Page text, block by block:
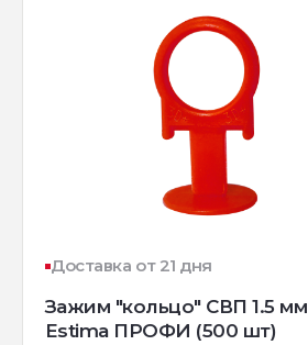
Доставка от 21 дня
Зажим "кольцо" СВП 1.5 мм
Estima ПРОФИ (500 шт)